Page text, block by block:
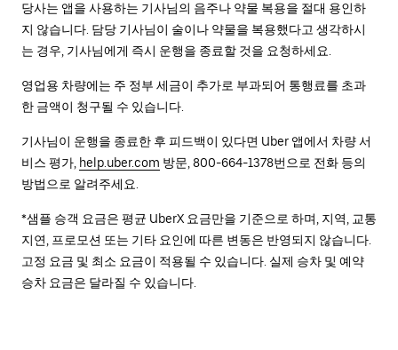
당사는 앱을 사용하는 기사님의 음주나 약물 복용을 절대 용인하
지 않습니다. 담당 기사님이 술이나 약물을 복용했다고 생각하시
는 경우, 기사님에게 즉시 운행을 종료할 것을 요청하세요.
영업용 차량에는 주 정부 세금이 추가로 부과되어 통행료를 초과
한 금액이 청구될 수 있습니다.
기사님이 운행을 종료한 후 피드백이 있다면 Uber 앱에서 차량 서
비스 평가, help.uber.com 방문, 800-664-1378번으로 전화 등의
방법으로 알려주세요.
*샘플 승객 요금은 평균 UberX 요금만을 기준으로 하며, 지역, 교통
지연, 프로모션 또는 기타 요인에 따른 변동은 반영되지 않습니다.
고정 요금 및 최소 요금이 적용될 수 있습니다. 실제 승차 및 예약
승차 요금은 달라질 수 있습니다.